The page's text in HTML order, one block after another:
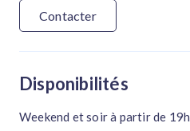
Contacter
Disponibilités
Weekend et soir à partir de 19h